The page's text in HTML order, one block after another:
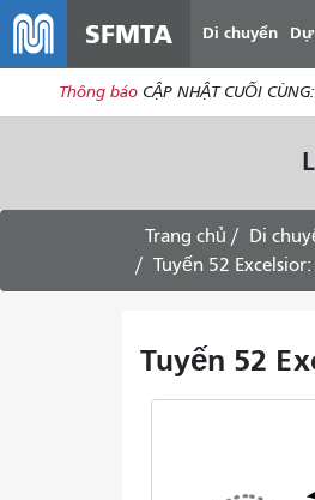
SFMTA Di chuyển
Thông báo CẬP NHẬT CUỐI
Trang chủ Di
Tuyến 52
Tuyến 52